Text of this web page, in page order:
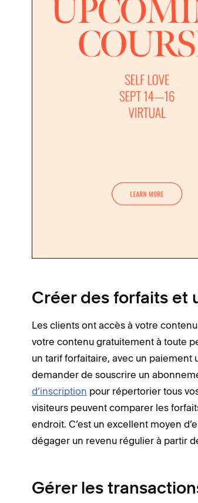
Créer des forfaits et
Les clients ont accès à votre
votre contenu gratuitement à toute
un tarif forfaitaire, avec un paiement
demander de souscrire un
d’inscription pour répertorier tous
visiteurs peuvent comparer les
endroit. C’est un excellent moyen
dégager un revenu régulier à partir
Gérer les